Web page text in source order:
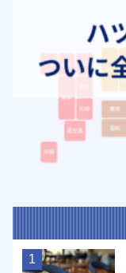
1